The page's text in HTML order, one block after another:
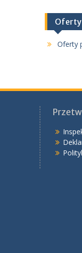
Oferty
Oferty